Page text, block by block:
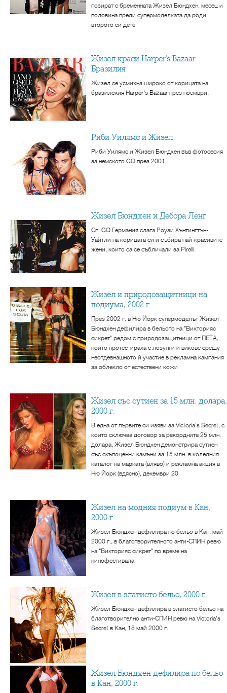
позират с бременната Жизел Бюндхен, месец и
половина преди супермоделката да роди
второто си дете
Жизел краси Harper's Bazaar
Бразилия
Жизел се усмихна широко от корицата на
бразилския Harper's Bazaar през ноември.
Риби Уилямс и Жизел
Риби Уилямс и Жизел Бюндхен във фотосесия
за немското GQ през 2001
Жизел Бюндхен и Дебора Ленг
Сп. GQ Германия слага Роузи Хънтингтън-
Уайтли на корицата си и събира най-красивите
жени, които са се събличали за Pirelli.
Жизел и природозащитници на
подиума, 2002 г.
През 2002 г. в Ню Йорк супермоделът Жизел
Бюндхен дефилира в бельото на "Викторияс
сикрет" редом с природозащитници от ПЕТА,
които протестираха с лозунги и викове срещу
неотдевнашното й участие в рекламна кампания
за облекло от естествени кожи
Жизел със сутиен за 15 млн. долара,
2000 г.
В една от първите си изяви за Victoria's Secret, с
които сключва договор за рекордните 25 млн.
долара, Жизел Бюндхен демонстрира сутиен
със скъпоценни камъни за 15 млн. в коледния
каталог на марката (вляво) и рекламна акция в
Ню Йорк (вдясно), декември 20
Жизел на модния подиум в Кан,
2000 г.
Жизел Бюндхен дефилира по бельо в Кан, май
2000 г., в благотворителното анти-СПИН ревю
на "Викторияс сикрет" по време на
кинофестивала
Жизел в златисто бельо, 2000 г.
Жизел Бюндхен дефилира в златисто бельо на
благотворително анти-СПИН ревю на Victoria's
Secret в Кан, 18 май 2000 г.
Жизел Бюндхен дефилира по бельо
в Кан, 2000 г.